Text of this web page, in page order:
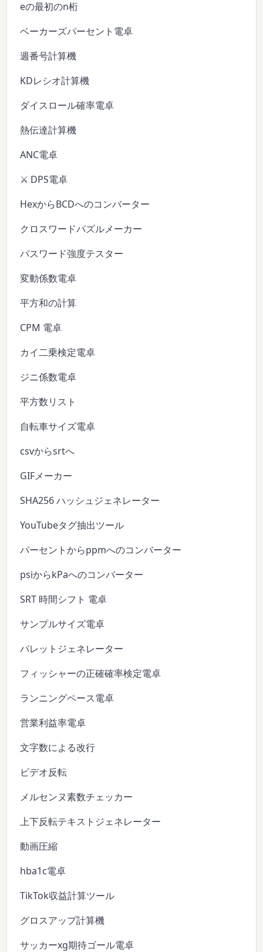
eの最初のn桁
ベーカーズパーセント電卓
週番号計算機
KDレシオ計算機
ダイスロール確率電卓
熱伝達計算機
ANC電卓
⚔️ DPS電卓
HexからBCDへのコンバーター
クロスワードパズルメーカー
パスワード強度テスター
変動係数電卓
平方和の計算
CPM 電卓
カイ二乗検定電卓
ジニ係数電卓
平方数リスト
自転車サイズ電卓
csvからsrtへ
GIFメーカー
SHA256 ハッシュジェネレーター
YouTubeタグ抽出ツール
パーセントからppmへのコンバーター
psiからkPaへのコンバーター
SRT 時間シフト 電卓
サンプルサイズ電卓
パレットジェネレーター
フィッシャーの正確確率検定電卓
ランニングペース電卓
営業利益率電卓
文字数による改行
ビデオ反転
メルセンヌ素数チェッカー
上下反転テキストジェネレーター
動画圧縮
hba1c電卓
TikTok収益計算ツール
グロスアップ計算機
サッカーxg期待ゴール電卓